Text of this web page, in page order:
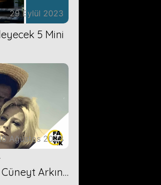
29 Eylül 2023
5 Mini
Ağustos 2023
Arkın-